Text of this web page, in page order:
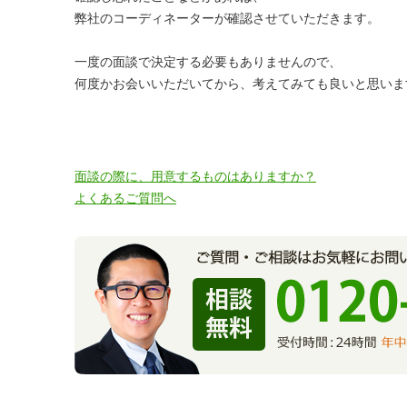
弊社のコーディネーターが確認させていただきます。
一度の面談で決定する必要もありませんので、
何度かお会いいただいてから、考えてみても良いと思い
面談の際に、用意するものはありますか？
よくあるご質問へ